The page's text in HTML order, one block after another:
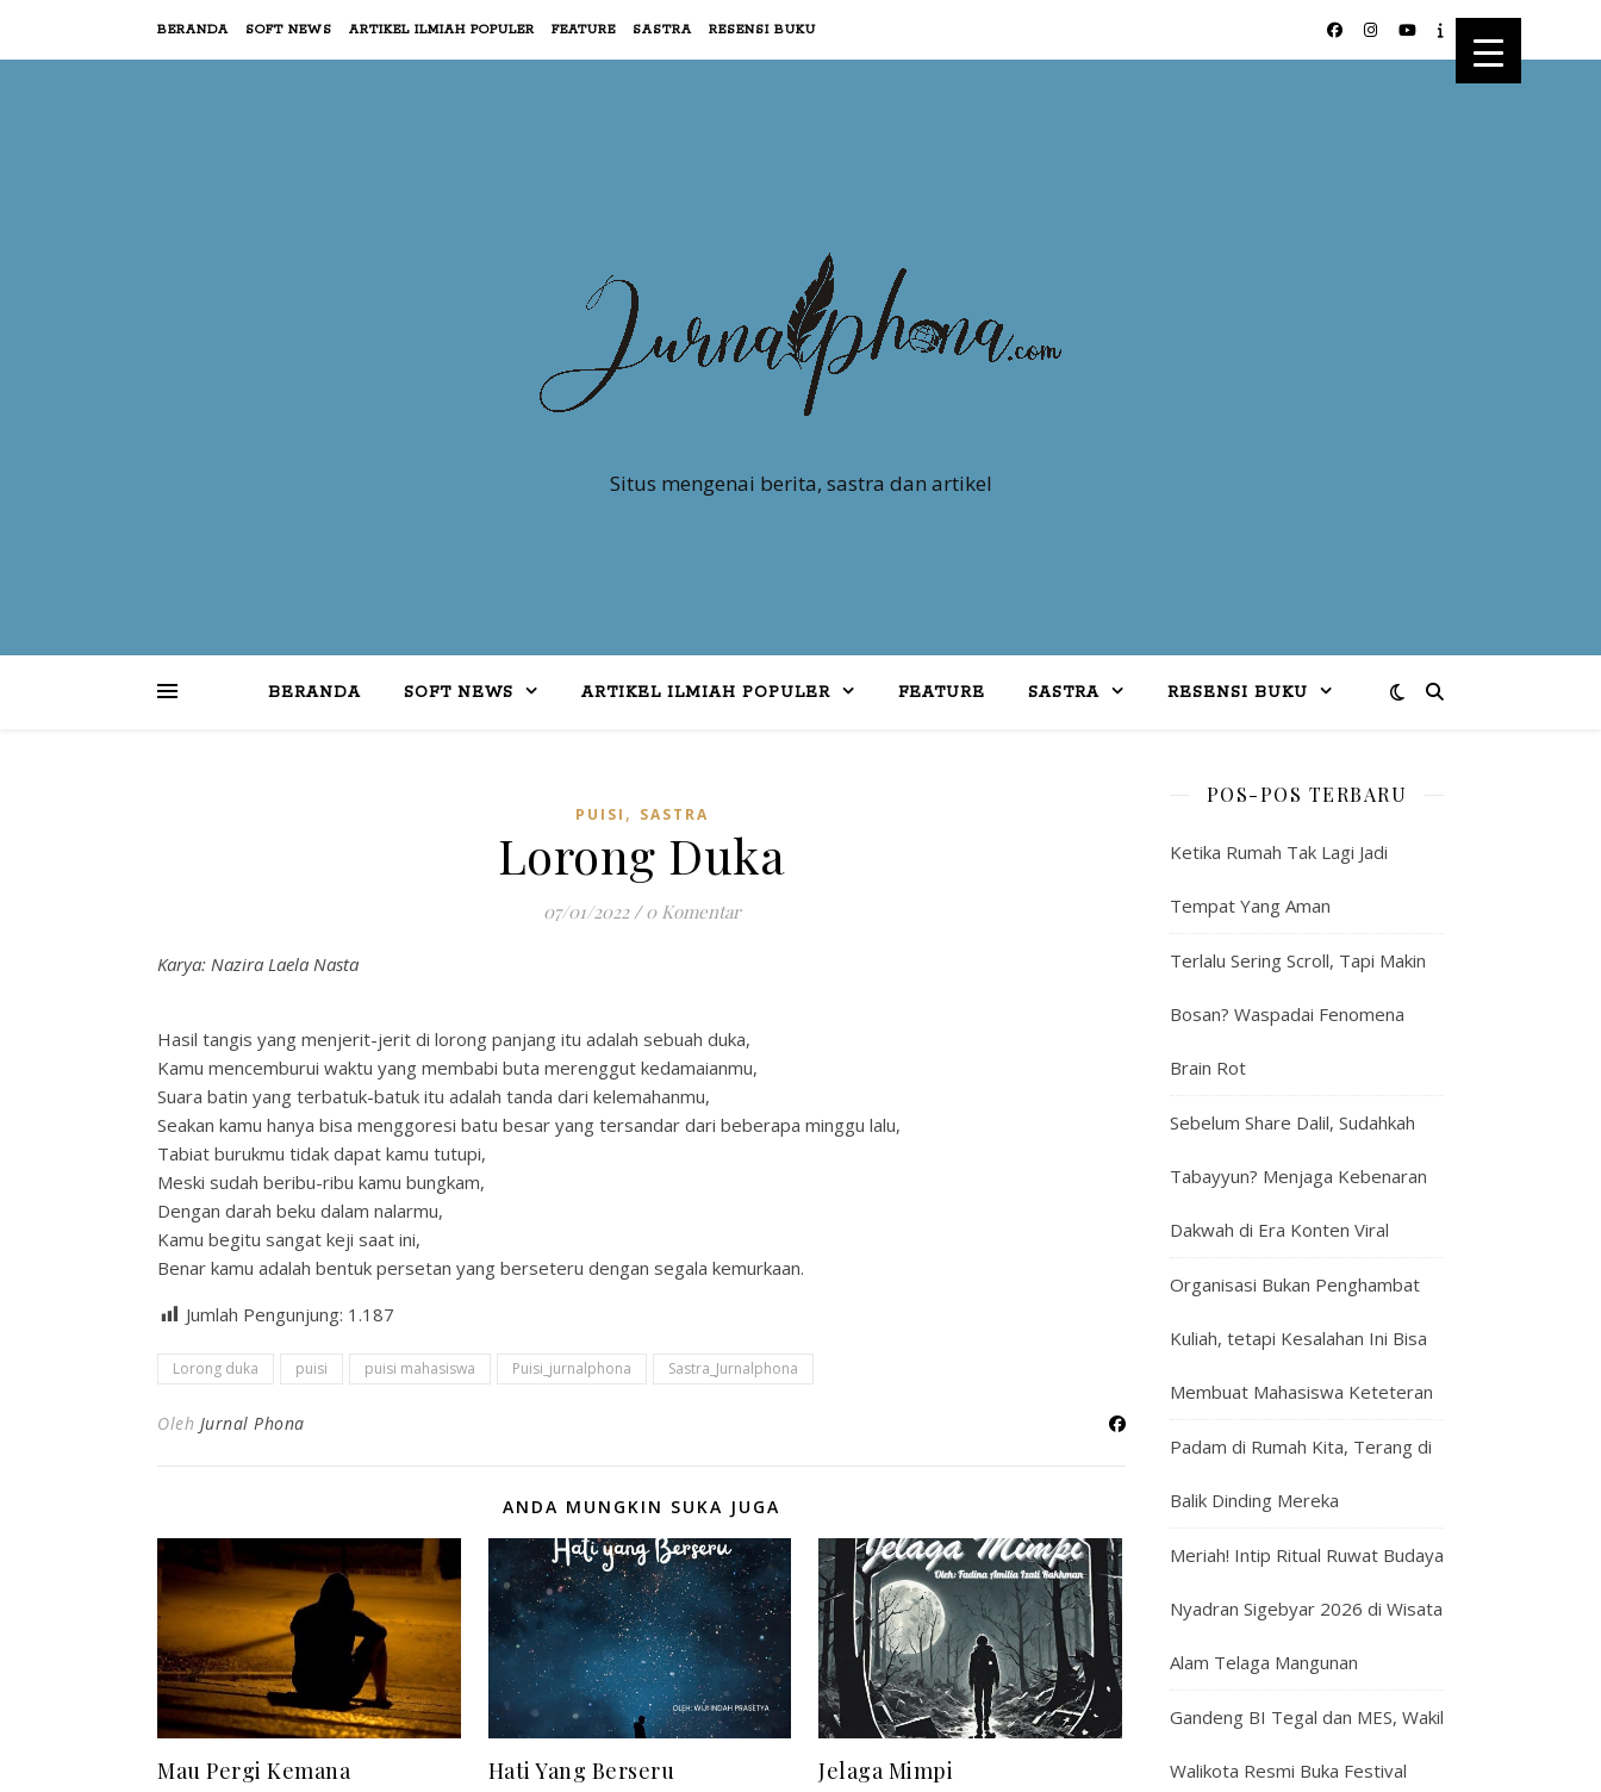
BERANDA SOFT NEWS ARTIKEL ILMIAH POPULER FEATURE SASTRA RESENSI BUKU
Situs mengenai berita, sastra dan artikel
BERANDA SOFT NEWS ARTIKEL ILMIAH POPULER FEATURE SASTRA RESENSI BUKU
PUISI , SASTRA
Lorong Duka
07/01/2022 / 0 Komentar
Karya: Nazira Laela Nasta
Hasil tangis yang menjerit-jerit di lorong panjang itu adalah sebuah duka,
Kamu mencemburui waktu yang membabi buta merenggut kedamaianmu,
Suara batin yang terbatuk-batuk itu adalah tanda dari kelemahanmu,
Seakan kamu hanya bisa menggoresi batu besar yang tersandar dari beberapa minggu lalu,
Tabiat burukmu tidak dapat kamu tutupi,
Meski sudah beribu-ribu kamu bungkam,
Dengan darah beku dalam nalarmu,
Kamu begitu sangat keji saat ini,
Benar kamu adalah bentuk persetan yang berseteru dengan segala kemurkaan.
Jumlah Pengunjung: 1.187
Lorong duka puisi puisi mahasiswa Puisi_jurnalphona Sastra_Jurnalphona
Oleh Jurnal Phona
ANDA MUNGKIN SUKA JUGA
Mau Pergi Kemana
Hati Yang Berseru Jelaga Mimpi
POS-POS TERBARU
Ketika Rumah Tak Lagi Jadi
Tempat Yang Aman
Terlalu Sering Scroll, Tapi Makin
Bosan? Waspadai Fenomena
Brain Rot
Sebelum Share Dalil, Sudahkah
Tabayyun? Menjaga Kebenaran
Dakwah di Era Konten Viral
Organisasi Bukan Penghambat
Kuliah, tetapi Kesalahan Ini Bisa
Membuat Mahasiswa Keteteran
Padam di Rumah Kita, Terang di
Balik Dinding Mereka
Meriah! Intip Ritual Ruwat Budaya
Nyadran Sigebyar 2026 di Wisata
Alam Telaga Mangunan
Gandeng BI Tegal dan MES, Wakil
Walikota Resmi Buka Festival